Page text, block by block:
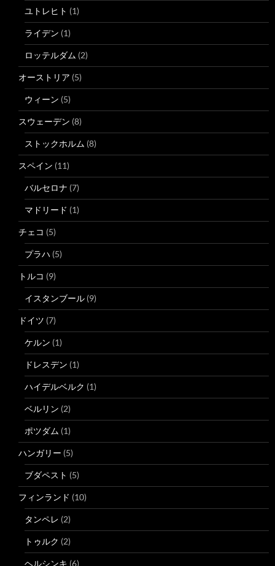
ユトレヒト (1)
ライデン (1)
ロッテルダム (2)
オーストリア (5)
ウィーン (5)
スウェーデン (8)
ストックホルム (8)
スペイン (11)
バルセロナ (7)
マドリード (1)
チェコ (5)
プラハ (5)
トルコ (9)
イスタンブール (9)
ドイツ (7)
ケルン (1)
ドレスデン (1)
ハイデルベルク (1)
ベルリン (2)
ポツダム (1)
ハンガリー (5)
ブダペスト (5)
フィンランド (10)
タンペレ (2)
トゥルク (2)
ヘルシンキ (6)